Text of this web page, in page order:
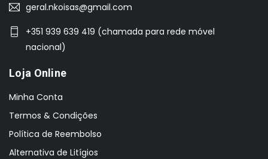
geral.nkoisas@gmail.com
+351 939 639 419 (chamada para rede móvel
nacional)
Loja Online
Minha Conta
Termos & Condições
Política de Reembolso
Alternativa de Litígios